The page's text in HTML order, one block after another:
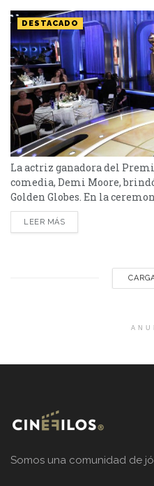
DESTACADO
La actriz ganadora del
comedia, Demi Moore,
Golden Globes. En la
Golden Globes, varias
fuertes. Una de ellas fue
LEER MÁS
Somos una comunidad de